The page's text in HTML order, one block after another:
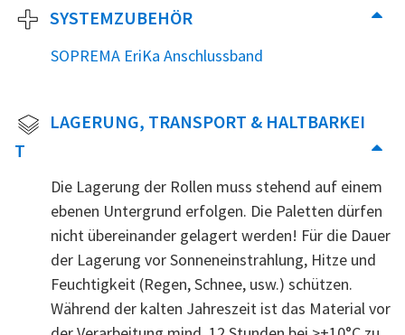
SYSTEMZUBEHÖR
SOPREMA EriKa Anschlussband
T
Die Lagerung der Rollen muss stehend auf einem
ebenen Untergrund erfolgen. Die Paletten dürfen
nicht übereinander gelagert werden! Für die Dauer
der Lagerung vor Sonneneinstrahlung, Hitze und
Feuchtigkeit (Regen, Schnee, usw.) schützen.
Während der kalten Jahreszeit ist das Material vor